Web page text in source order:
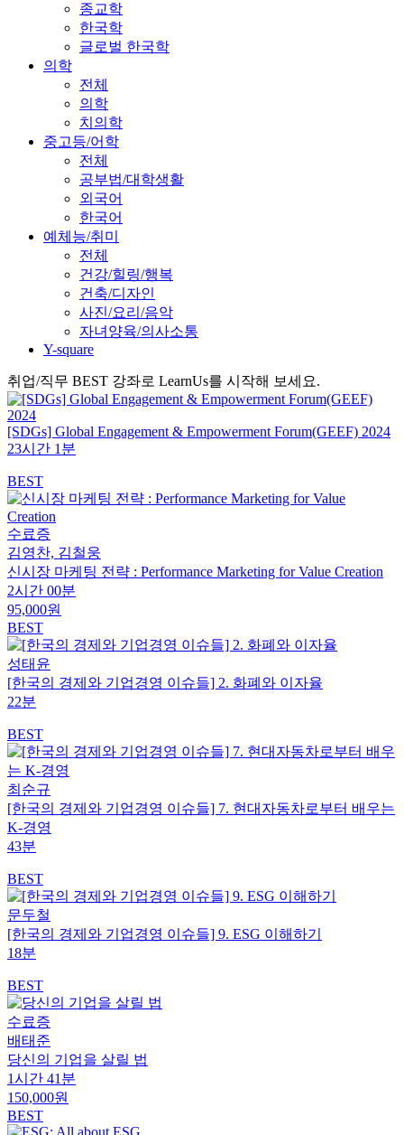
종교학
한국학
글로벌 한국학
의학
전체
의학
치의학
중고등/어학
전체
공부법/대학생활
외국어
한국어
예체능/취미
전체
건강/힐링/행복
건축/디자인
사진/요리/음악
자녀양육/의사소통
Y-square
취업/직무 BEST 강좌로 LearnUs를 시작해 보세요.
[SDGs] Global Engagement & Empowerment Forum(GEEF) 2024
23시간 1분
BEST
수료증
김영찬, 김철웅
신시장 마케팅 전략 : Performance Marketing for Value Creation
2시간 00분
95,000원
BEST
성태윤
[한국의 경제와 기업경영 이슈들] 2. 화폐와 이자율
22분
BEST
최순규
[한국의 경제와 기업경영 이슈들] 7. 현대자동차로부터 배우는
K-경영
43분
BEST
문두철
[한국의 경제와 기업경영 이슈들] 9. ESG 이해하기
18분
BEST
수료증
배태준
당신의 기업을 살릴 법
1시간 41분
150,000원
BEST